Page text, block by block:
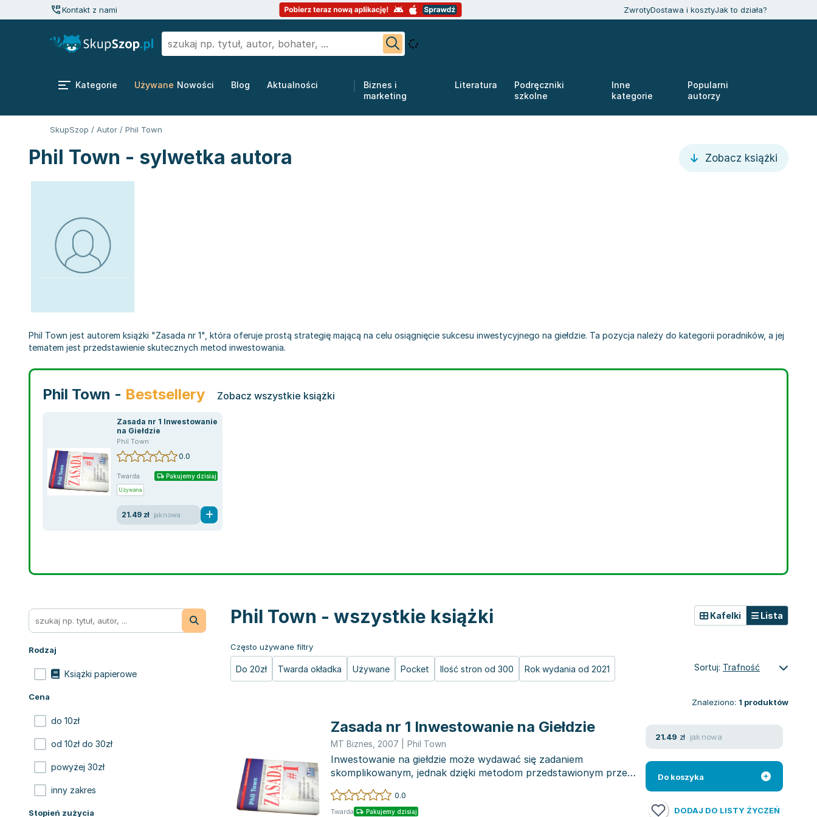
Kontakt z nami ZwrotyDostawa i kosztyJak to działa?
Kategorie Używane Nowości Blog Aktualności
Biznes i
marketing
Literatura
Podręczniki
szkolne
Inne
kategorie
Popularni
autorzy
SkupSzop / Autor / Phil Town
Phil Town - sylwetka autora Zobacz książki
Phil Town jest autorem książki "Zasada nr 1", która oferuje prostą strategię mającą na celu osiągnięcie sukcesu inwestycyjnego na giełdzie. Ta pozycja należy do kategorii poradników, a jej
tematem jest przedstawienie skutecznych metod inwestowania.
Phil Town - Bestsellery Zobacz wszystkie książki
Zasada nr 1 Inwestowanie
na Giełdzie
Phil Town
0.0
Twarda Pakujemy dzisiaj
Używana
21.49 zł jak nowa
Rodzaj
Książki papierowe
Cena
do 10zł
od 10zł do 30zł
powyżej 30zł
inny zakres
Stopień zużycia
Phil Town - wszystkie książki
Często używane filtry
Do 20zł Twarda okładka Używane Pocket Ilość stron od 300 Rok wydania od 2021
Kafelki Lista
Sortuj: Trafność
Znaleziono: 1 produktów
Zasada nr 1 Inwestowanie na Giełdzie
MT Biznes 2007 Phil Town
Inwestowanie na giełdzie może wydawać się zadaniem
skomplikowanym, jednak dzięki metodom przedstawionym przez
Warrena Buffetta, mo...
0.0
Twarda Pakujemy dzisiaj
21.49 zł jak nowa
Do koszyka
DODAJ DO LISTY ŻYCZEŃ